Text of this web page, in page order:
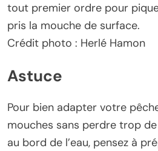
tout premier ordre pour
pris la mouche de surface.
Crédit photo : Herlé Hamon
Astuce
Pour bien adapter votre
mouches sans perdre trop
au bord de l’eau, pensez à